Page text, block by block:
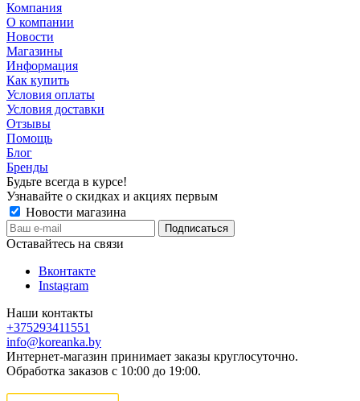
Компания
О компании
Новости
Магазины
Информация
Как купить
Условия оплаты
Условия доставки
Отзывы
Помощь
Блог
Бренды
Будьте всегда в курсе!
Узнавайте о скидках и акциях первым
Новости магазина
Оставайтесь на связи
Вконтакте
Instagram
Наши контакты
+375293411551
info@koreanka.by
Интернет-магазин принимает заказы круглосуточно.
Обработка заказов с 10:00 до 19:00.